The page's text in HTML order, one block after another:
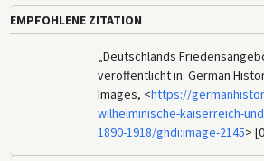
EMPFOHLENE ZITATION
„Deutschlands
veröffentlicht in: German
Images, <https://
wilhelminische-kaiserreich-
1890-1918/ghdi:image-2145>